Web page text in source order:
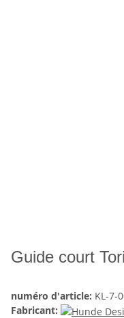
Guide court
numéro d'article: KL-7-
Fabricant: